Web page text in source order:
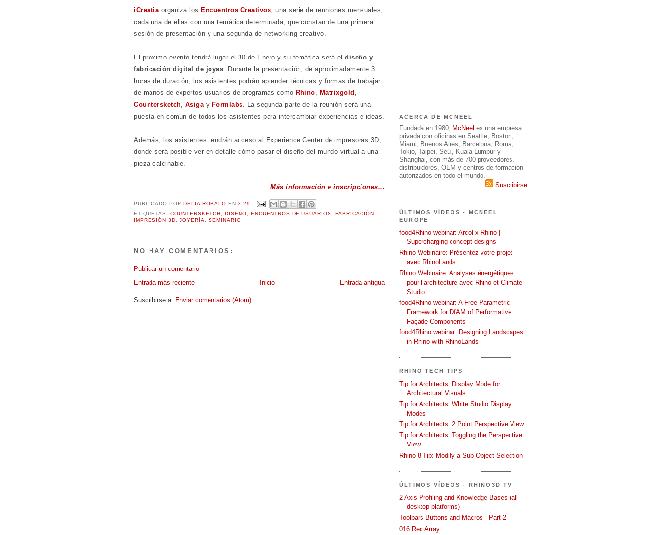
iCreatia organiza los Encuentros Creativos, una serie de reuniones mensuales,
cada una de ellas con una temática determinada, que constan de una primera
sesión de presentación y una segunda de networking creativo.
El próximo evento tendrá lugar el 30 de Enero y su temática será el diseño y
fabricación digital de joyas. Durante la presentación, de aproximadamente 3
horas de duración, los asistentes podrán aprender técnicas y formas de trabajar
de manos de expertos usuarios de programas como Rhino, Matrixgold ,
Countersketch, Asigay Formlabs. La segunda parte de la reunión será una
puesta en común de todos los asistentes para intercambiar experiencias e ideas.
Además, los asistentes tendrán acceso al Experience Center de impresoras 3D,
donde será posible ver en detalle cómo pasar el diseño del mundo virtual a una
pieza calcinable.
Más información e inscripciones...
PUBLICADO POR DELIA ROBALO EN 3:29
ETIQUETAS: COUNTERSKETCH , DISEÑO, ENCUENTROS DE USUARIOS, FABRICACIÓN ,
IMPRESIÓN 3D, JOYERÍA, SEMINARIO
NO HAY COMENTARIOS:
Publicar un comentario
Entrada más reciente
Entrada antigua
Inicio
Suscribirse a: Enviar comentarios (Atom)
ACERCA DE MCNEEL
Fundada en 1980, McNeel es una empresa
privada con oficinas en Seattle, Boston,
Miami, Buenos Aires, Barcelona, Roma,
Tokio, Taipei, Seúl, Kuala Lumpur y
Shanghai, con más de 700 proveedores,
distribuidores, OEM y centros de formación
autorizados en todo el mundo.
Suscribirse
ÚLTIMOS VÍDEOS - MCNEEL
EUROPE
food4Rhino webinar: Arcol x Rhino |
Supercharging concept designs
Rhino Webinaire: Présentez votre projet
avec RhinoLands
Rhino Webinaire: Analyses énergétiques
pour l’architecture avec Rhino et Climate
Studio
food4Rhino webinar: A Free Parametric
Framework for DfAM of Performative
Façade Components
food4Rhino webinar: Designing Landscapes
in Rhino with RhinoLands
RHINO TECH TIPS
Tip for Architects: Display Mode for
Architectural Visuals
Tip for Architects: White Studio Display
Modes
Tip for Architects: 2 Point Perspective View
Tip for Architects: Toggling the Perspective
View
Rhino 8 Tip: Modify a Sub-Object Selection
ÚLTIMOS VÍDEOS - RHINO3D TV
2 Axis Profiling and Knowledge Bases (all
desktop platforms)
Toolbars Buttons and Macros - Part 2
016 Rec Array